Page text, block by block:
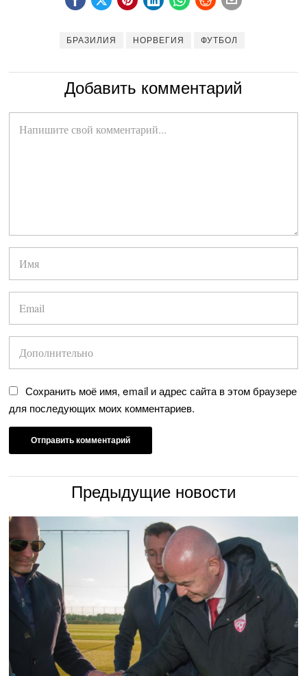
БРАЗИЛИЯ НОРВЕГИЯ ФУТБОЛ
Добавить комментарий
Сохранить моё имя, email и адрес сайта в этом браузере
для последующих моих комментариев.
Предыдущие новости